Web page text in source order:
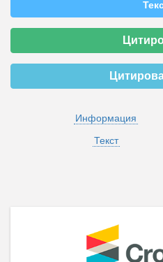
Информация
Текст